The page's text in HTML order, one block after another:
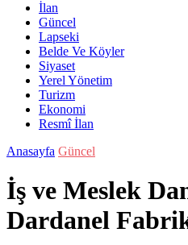
İlan
Güncel
Lapseki
Belde Ve Köyler
Siyaset
Yerel Yönetim
Turizm
Ekonomi
Resmî İlan
Anasayfa Güncel
İş ve Meslek
Dardanel